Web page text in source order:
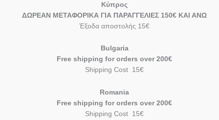
Κύπρος
ΔΩΡΕΑΝ ΜΕΤΑΦΟΡΙΚΑ ΓΙΑ ΠΑΡΑΓΓΕΛΙΕΣ 150€ ΚΑΙ ΑΝΩ
Έξοδα αποστολής 15€
Bulgaria
Free shipping for orders over 200€
Shipping Cost 15€
Romania
Free shipping for orders over 200€
Shipping Cost 15€